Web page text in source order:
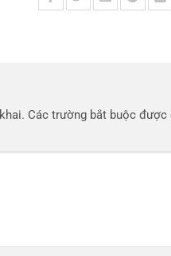
Các trường bắt buộc được